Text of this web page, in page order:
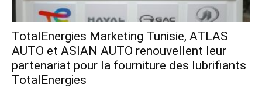
TotalEnergies Marketing Tunisie, ATLAS
AUTO et ASIAN AUTO renouvellent leur
partenariat pour la fourniture des lubrifiants
TotalEnergies